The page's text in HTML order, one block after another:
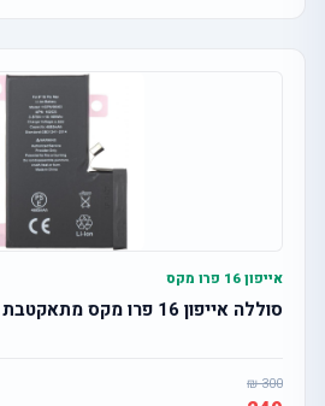
אייפון 16 פרו מקס
סוללה אייפון 16 פרו מקס מתאקטבת
300